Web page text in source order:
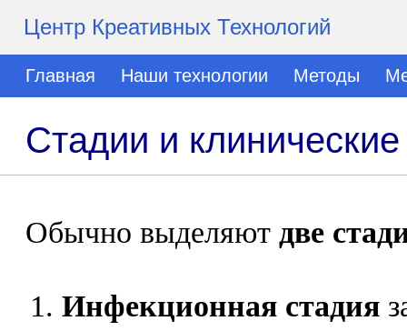
Центр Креативных Технологий
Главная Наши технологии Методы
Стадии и
Обычно выделяют две
Инфекционная стадия